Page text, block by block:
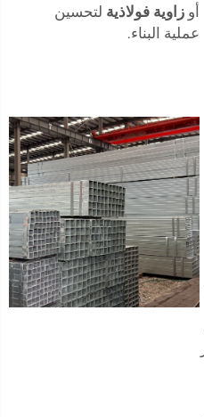
أو زاوية فولاذية لتحسين
عملية البناء.